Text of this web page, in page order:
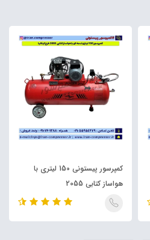
کمپرسور پیستونی 150 لیتری با
هواساز کتابی 2055